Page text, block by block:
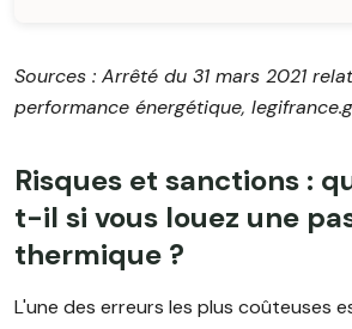
Sources : Arrêté du 31 mars 2021
performance énergétique,
Risques et sanctions :
t-il si vous louez une
thermique ?
L'une des erreurs les plus coûteuses